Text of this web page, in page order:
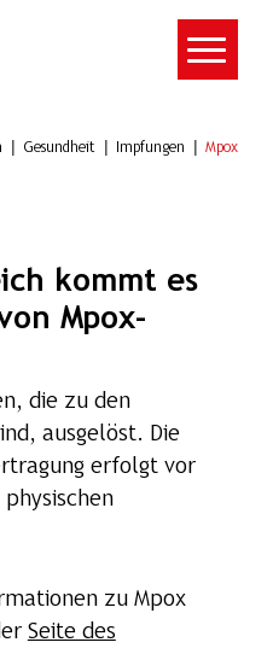
Gesundheit Impfungen Mpox
kommt es
Mpox-
die zu den
ausgelöst. Die
erfolgt vor
zu Mpox
Seite des